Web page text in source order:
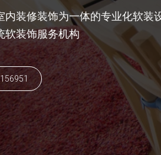
内装修装饰为一体的专业化软装
软装饰服务机构